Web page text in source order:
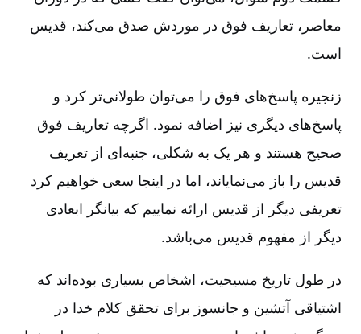
معاصر، تعاریف فوق در موردش صدق می‌کند، قدیس
است‌.
زنجیره پاسخ‌های فوق را می‌توان طولانی‌تر کرد و
پاسخ‌های دیگری نیز اضافه نمود. اگرچه تعاریف فوق
صحیح هستند و هر یک به شکلی‌، جنبه‌ای از تعریف
قدیس را باز می‌نمایاند، اما در اینجا سعی خواهیم کرد
تعریفی دیگر از قدیس ارائه نماییم که بیانگر ابعادی
دیگر از مفهوم قدیس می‌باشد.
در طول تاریخ مسیحیت‌، اشخاص بسیاری بوده‌اند که
اشتیاقی آتشین و جانسوز برای تحقق کلام خدا در